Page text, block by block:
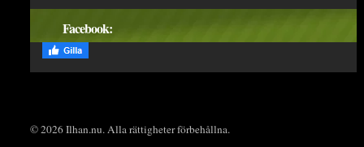
Facebook:
© 2026 Ilhan.nu. Alla rättigheter förbehållna.